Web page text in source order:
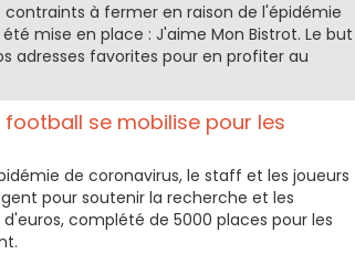
à fermer en raison de l'épidémie
mise en place : J'aime Mon Bistrot. Le but
adresses favorites pour en profiter au
se mobilise pour les
de coronavirus, le staff et les joueurs
pour soutenir la recherche et les
complété de 5000 places pour les